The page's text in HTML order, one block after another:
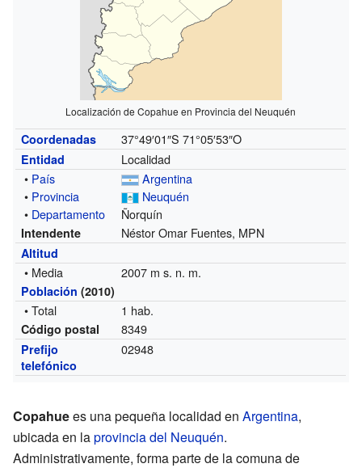
Localización de Copahue en Provincia del Neuquén
Coordenadas 37°49′01″S 71°05′53″O
Entidad
Localidad
• País
Argentina
• Provincia
Neuquén
• Departamento Ñorquín
Intendente Néstor Omar Fuentes, MPN
Altitud
• Media 2007 m s. n. m.
Población (2010)
• Total 1 hab.
Código postal 8349
Prefijo
telefónico
02948
Copahuees una pequeña localidad en Argentina,
ubicada en laprovincia del Neuquén.
Administrativamente, forma parte de la comuna de